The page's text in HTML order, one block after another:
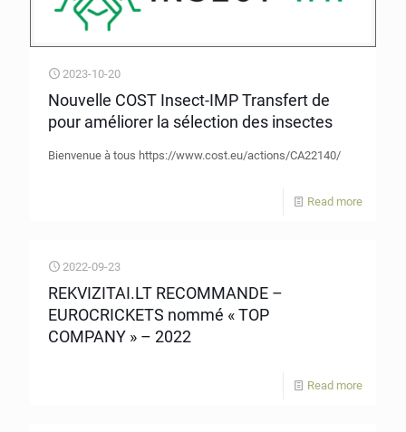
2023-10-20
Nouvelle COST Insect-IMP Transfert de
pour améliorer la sélection des insectes
Bienvenue à tous https://www.cost.eu/actions/CA22140/
Read more
2022-09-23
REKVIZITAI.LT RECOMMANDE –
EUROCRICKETS nommé « TOP
COMPANY » – 2022
Read more